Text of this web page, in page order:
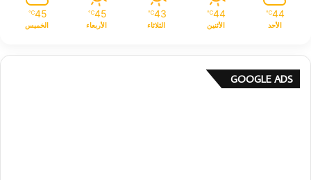
44
℃
الأحد
44
℃
الأثنين
43
℃
الثلاثاء
45
℃
الأربعاء
45
℃
الخميس
GOOGLE ADS